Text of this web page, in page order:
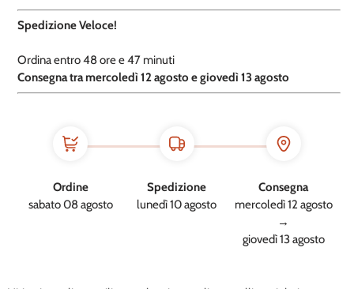
Spedizione Veloce!
Ordina entro48 ore e47 minuti
​Consegna tra mercoledì 12 agosto e giovedì 13 agosto
Ordine
sabato 08 agosto
Spedizione
lunedì 10 agosto
Consegna
mercoledì 12 agosto
→
giovedì 13 agosto